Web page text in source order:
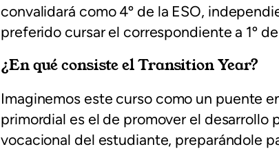
convalidará como 4º de la ESO,
preferido cursar el correspondiente a 1º
¿En qué consiste el Transition Year?
Imaginemos este curso como un puente
primordial es el de promover el desarrollo
vocacional del estudiante, preparándole